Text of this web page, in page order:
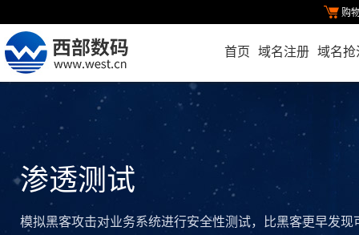
购
首页 域名注册 域名抢
渗透测试
模拟黑客攻击对业务系统进行安全性测试，比黑客更早发现